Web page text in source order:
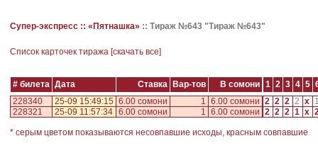
Супер-экспресс :: «Пятнашка» :: Тираж №643 "Тираж №643"
Cписок карточек тиража [скачать все]
# билета Дата Ставка Вар-тов В сомони 1 2 3 4 5
228340
25-09 15:49:15 6.00 сомони 1 6.00 сомони 2 2 2 2 x
228321
25-09 11:57:34 6.00 сомони 1 6.00 сомони 2 2 2 1 x
* серым цветом показываются несовпавшие исходы, красным совпавшие